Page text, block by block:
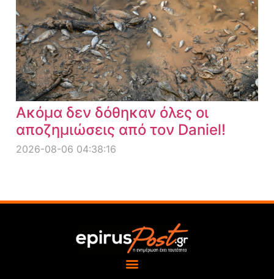
Ακόμα δεν δόθηκαν όλες οι
αποζημιώσεις από τον Daniel!
2026-08-06 04:38:16